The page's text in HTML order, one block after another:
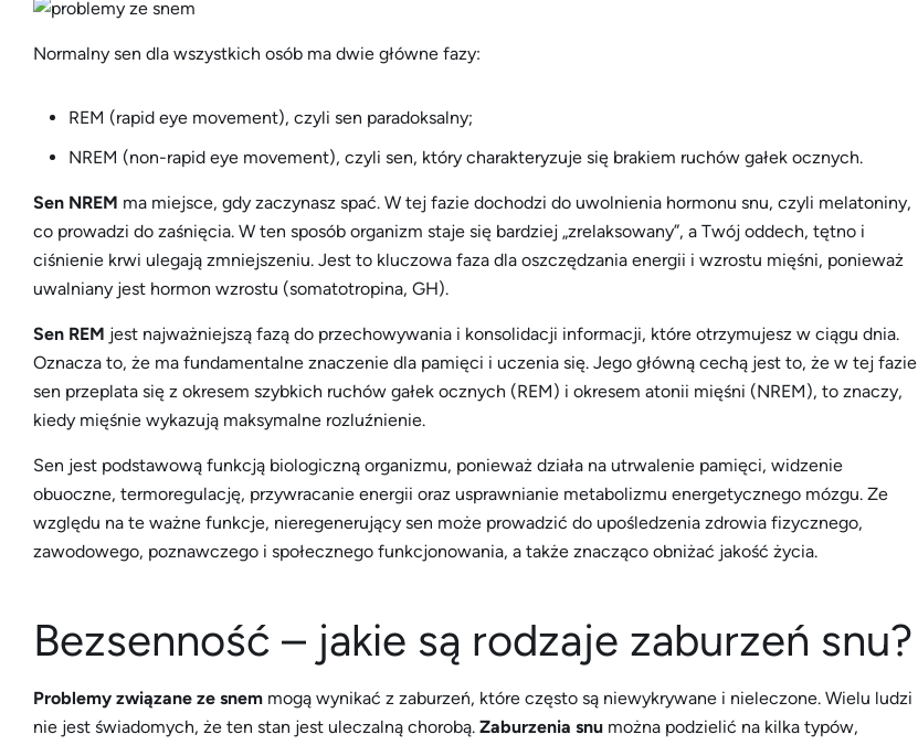
Normalny sen dla wszystkich osób ma dwie główne fazy:
REM (rapid eye movement), czyli sen paradoksalny;
NREM (non-rapid eye movement), czyli sen, który charakteryzuje się brakiem ruchów gałek ocznych.
Sen NREM ma miejsce, gdy zaczynasz spać. W tej fazie dochodzi do uwolnienia hormonu snu, czyli melatoniny,
co prowadzi do zaśnięcia. W ten sposób organizm staje się bardziej „zrelaksowany”, a Twój oddech, tętno i
ciśnienie krwi ulegają zmniejszeniu. Jest to kluczowa faza dla oszczędzania energii i wzrostu mięśni, ponieważ
uwalniany jest hormon wzrostu (somatotropina, GH).
Sen REM jest najważniejszą fazą do przechowywania i konsolidacji informacji, które otrzymujesz w ciągu dnia.
Oznacza to, że ma fundamentalne znaczenie dla pamięci i uczenia się. Jego główną cechą jest to, że w tej fazie
sen przeplata się z okresem szybkich ruchów gałek ocznych (REM) i okresem atonii mięśni (NREM), to znaczy,
kiedy mięśnie wykazują maksymalne rozluźnienie.
Sen jest podstawową funkcją biologiczną organizmu, ponieważ działa na utrwalenie pamięci, widzenie
obuoczne, termoregulację, przywracanie energii oraz usprawnianie metabolizmu energetycznego mózgu. Ze
względu na te ważne funkcje, nieregenerujący sen może prowadzić do upośledzenia zdrowia fizycznego,
zawodowego, poznawczego i społecznego funkcjonowania, a także znacząco obniżać jakość życia.
Bezsenność – jakie są rodzaje zaburzeń snu?
Problemy związane ze snem mogą wynikać z zaburzeń, które często są niewykrywane i nieleczone. Wielu ludzi
nie jest świadomych, że ten stan jest uleczalną chorobą. Zaburzenia snu można podzielić na kilka typów,